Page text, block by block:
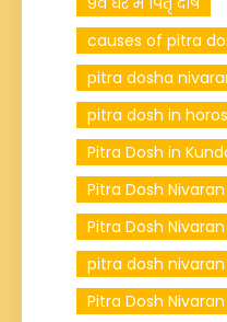
causes of pitra
pitra dosha
pitra dosh in
Pitra Dosh in
Pitra Dosh Nivaran
Pitra Dosh
pitra dosh
Pitra Dosh